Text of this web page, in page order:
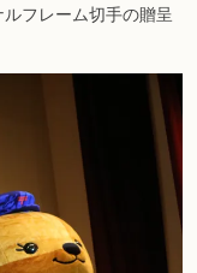
フレーム切手の贈呈